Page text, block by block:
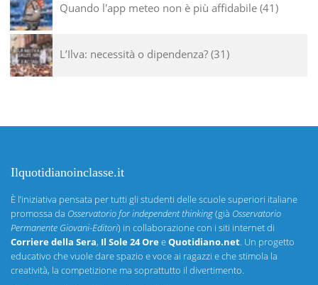
Quando l'app meteo non è più affidabile 41
L’Ilva: necessità o dipendenza? 31
Ilquotidianoinclasse.it
È l’iniziativa pensata per tutti gli studenti delle scuole superiori italiane
promossa da Osservatorio for independent thinking(già Osservatorio
Permanente Giovani-Editori) in collaborazione con i siti internet di
Corriere della Sera, Il Sole 24 OreeQuotidiano.net. Un progetto
educativo che vuole dare spazio e voce ai ragazzi e che stimola la
creatività, la competizione ma soprattutto il divertimento.